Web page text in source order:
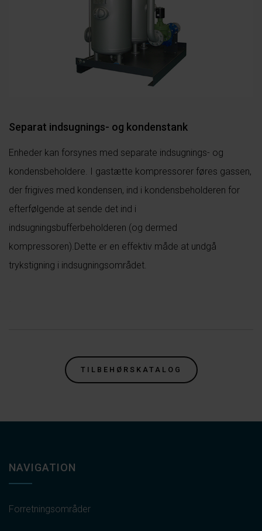
Separat indsugnings- og kondenstank
Enheder kan forsynes med separate indsugnings- og
kondensbeholdere. I gastætte kompressorer føres gassen,
der frigives med kondensen, ind i kondensbeholderen for
efterfølgende at sende det ind i
indsugningsbufferbeholderen (og dermed
kompressoren).Dette er en effektiv måde at undgå
trykstigning i indsugningsområdet.
TILBEHØRSKATALOG
NAVIGATION
Forretningsområder